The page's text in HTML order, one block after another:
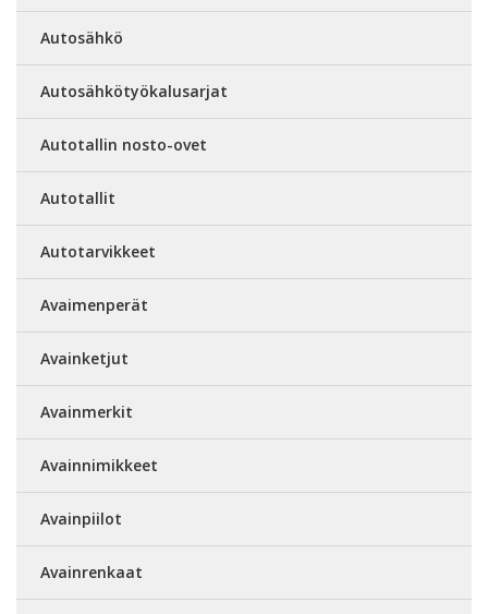
Autosähkö
Autosähkötyökalusarjat
Autotallin nosto-ovet
Autotallit
Autotarvikkeet
Avaimenperät
Avainketjut
Avainmerkit
Avainnimikkeet
Avainpiilot
Avainrenkaat